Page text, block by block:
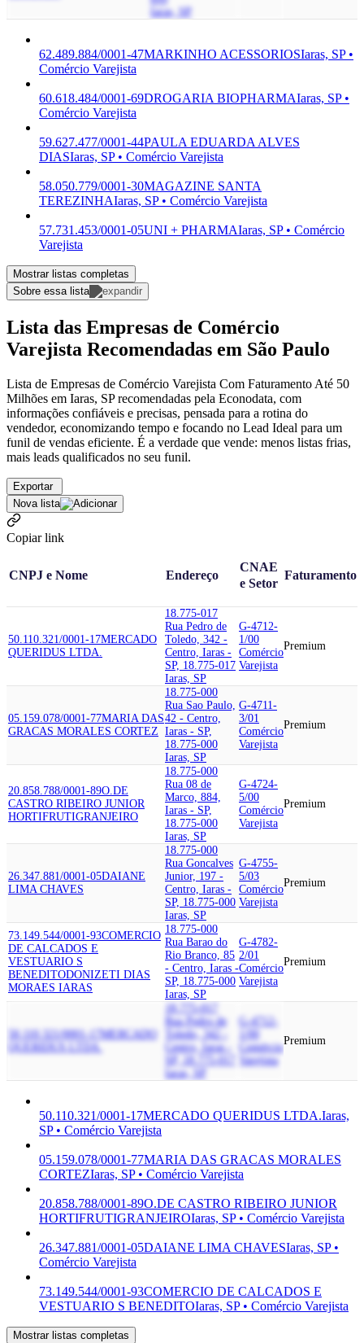
Iaras, SP
62.489.884/0001-47MARKINHO ACESSORIOSIaras, SP •
Comércio Varejista
60.618.484/0001-69DROGARIA BIOPHARMAIaras, SP •
Comércio Varejista
59.627.477/0001-44PAULA EDUARDA ALVES
DIASIaras, SP • Comércio Varejista
58.050.779/0001-30MAGAZINE SANTA
TEREZINHAIaras, SP • Comércio Varejista
57.731.453/0001-05UNI + PHARMAIaras, SP • Comércio
Varejista
Mostrar listas completas
Sobre essa lista
Lista das Empresas de Comércio
Varejista Recomendadas em São Paulo
Lista de Empresas de Comércio Varejista Com Faturamento Até 50
Milhões em Iaras, SP recomendadas pela Econodata, com
informações confiáveis e precisas, pensada para a rotina do
vendedor, economizando tempo e focando no Lead Ideal para um
funil de vendas eficiente. É a verdade que vende: menos listas frias,
mais leads qualificados no seu funil.
Exportar
Nova lista
Copiar link
CNPJ e Nome Endereço
CNAE
e Setor
Faturamento
50.110.321/0001-17MERCADO
QUERIDUS LTDA.
18.775-017
Rua Pedro de
Toledo, 342 -
Centro, Iaras -
SP, 18.775-017
Iaras, SP
G-4712-
1/00
Comércio
Varejista
Premium
05.159.078/0001-77MARIA DAS
GRACAS MORALES CORTEZ
18.775-000
Rua Sao Paulo,
42 - Centro,
Iaras - SP,
18.775-000
Iaras, SP
G-4711-
3/01
Comércio
Varejista
Premium
20.858.788/0001-89O.DE
CASTRO RIBEIRO JUNIOR
HORTIFRUTIGRANJEIRO
18.775-000
Rua 08 de
Marco, 884,
Iaras - SP,
18.775-000
Iaras, SP
G-4724-
5/00
Comércio
Varejista
Premium
26.347.881/0001-05DAIANE
LIMA CHAVES
18.775-000
Rua Goncalves
Junior, 197 -
Centro, Iaras -
SP, 18.775-000
Iaras, SP
G-4755-
5/03
Comércio
Varejista
Premium
73.149.544/0001-93COMERCIO
DE CALCADOS E
VESTUARIO S
BENEDITODONIZETI DIAS
MORAES IARAS
18.775-000
Rua Barao do
Rio Branco, 85
- Centro, Iaras -
SP, 18.775-000
Iaras, SP
G-4782-
2/01
Comércio
Varejista
Premium
50.110.321/0001-17
MERCADO
QUERIDUS LTDA.
18.775-017
Rua Pedro de
Toledo, 342 -
Centro, Iaras -
SP, 18.775-017
Iaras, SP
G-4712-
1/00
Comércio
Varejista
Premium
50.110.321/0001-17MERCADO QUERIDUS LTDA.Iaras,
SP • Comércio Varejista
05.159.078/0001-77MARIA DAS GRACAS MORALES
CORTEZIaras, SP • Comércio Varejista
20.858.788/0001-89O.DE CASTRO RIBEIRO JUNIOR
HORTIFRUTIGRANJEIROIaras, SP • Comércio Varejista
26.347.881/0001-05DAIANE LIMA CHAVESIaras, SP •
Comércio Varejista
73.149.544/0001-93COMERCIO DE CALCADOS E
VESTUARIO S BENEDITOIaras, SP • Comércio Varejista
Mostrar listas completas